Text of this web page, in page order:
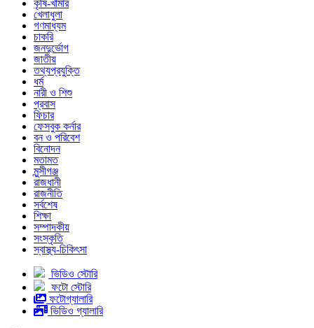
কৃষি-খামার
খেলাধুলা
গণমাধ্যম
চাকরি
জনদুর্ভোগ
জাতীয়
তথ্যপ্রযুক্তি
ধর্ম
নারী ও শিশু
প্রবাস
ফিচার
ফেসবুক কর্নার
বন ও পরিবেশ
বিনোদন
মতামত
মুন্সীগঞ্জ
রাজধানী
রাজনীতি
সর্বশেষ
শিক্ষা
সম্পাদকীয়
সংস্কৃতি
স্বাস্থ্য-চিকিৎসা
ভিডিও স্টোরি
ফটো স্টোরি
ফটোগ্যালারি
ভিডিও গ্যালারি